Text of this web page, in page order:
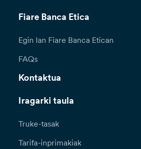
Fiare Banca Etica
Egin lan Fiare Banca Etican
FAQs
Kontaktua
Iragarki taula
Truke-tasak
Tarifa-inprimakiak